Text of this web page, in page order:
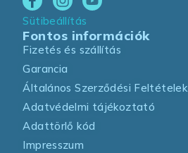
Sütibeállítás
Fontos információk
Fizetés és szállítás
Garancia
Általános Szerződési Feltételek
Adatvédelmi tájékoztató
Adattörlő kód
Impresszum